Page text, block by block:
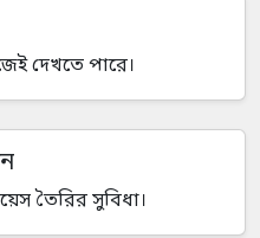
দেখতে পারে।
তৈরির সুবিধা।